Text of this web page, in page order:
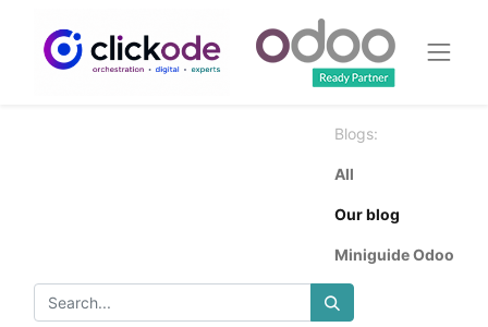
Blogs:
All
Our blog
Miniguide Odoo